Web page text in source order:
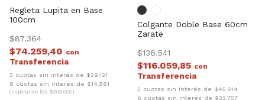
Regleta Lupita en Base
100cm
$87.364
$74.259,40 con
3 cuotas sin interés de $29.121
6 cuotas sin interés de $14.561
(superando los $300.000)
Colgante Doble Base 60cm
Zarate
$136.541
$116.059,85 con
3 cuotas sin interés de $45.514
6 cuotas sin interés de $22.757